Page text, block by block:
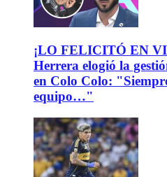
¡LO FELICITÓ EN
Herrera elogió la
en Colo Colo:
equipo…"